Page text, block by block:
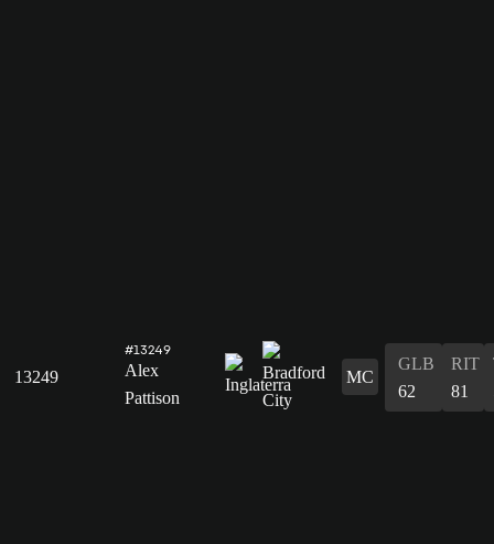
13249
#13249
Alex
Pattison
MC
GLB
62
RIT
81